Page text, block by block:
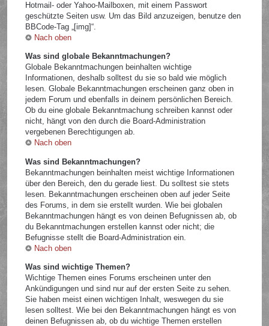
Hotmail- oder Yahoo-Mailboxen, mit einem Passwort
geschützte Seiten usw. Um das Bild anzuzeigen, benutze den
BBCode-Tag „[img]“.
Nach oben
Was sind globale Bekanntmachungen?
Globale Bekanntmachungen beinhalten wichtige
Informationen, deshalb solltest du sie so bald wie möglich
lesen. Globale Bekanntmachungen erscheinen ganz oben in
jedem Forum und ebenfalls in deinem persönlichen Bereich.
Ob du eine globale Bekanntmachung schreiben kannst oder
nicht, hängt von den durch die Board-Administration
vergebenen Berechtigungen ab.
Nach oben
Was sind Bekanntmachungen?
Bekanntmachungen beinhalten meist wichtige Informationen
über den Bereich, den du gerade liest. Du solltest sie stets
lesen. Bekanntmachungen erscheinen oben auf jeder Seite
des Forums, in dem sie erstellt wurden. Wie bei globalen
Bekanntmachungen hängt es von deinen Befugnissen ab, ob
du Bekanntmachungen erstellen kannst oder nicht; die
Befugnisse stellt die Board-Administration ein.
Nach oben
Was sind wichtige Themen?
Wichtige Themen eines Forums erscheinen unter den
Ankündigungen und sind nur auf der ersten Seite zu sehen.
Sie haben meist einen wichtigen Inhalt, weswegen du sie
lesen solltest. Wie bei den Bekanntmachungen hängt es von
deinen Befugnissen ab, ob du wichtige Themen erstellen